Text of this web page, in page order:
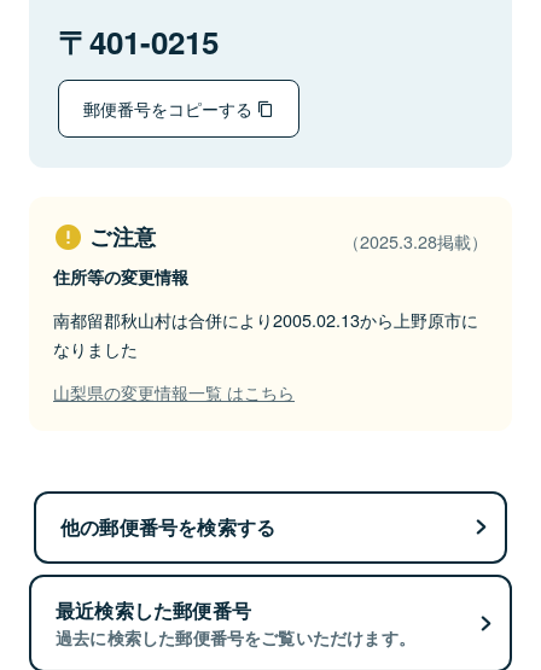
401-0215
郵便番号をコピーする
ご注意 （2025.3.28掲載）
住所等の変更情報
南都留郡秋山村は合併により2005.02.13から上野原市に
なりました
山梨県の変更情報一覧 はこちら
他の郵便番号を検索する
最近検索した郵便番号
過去に検索した郵便番号をご覧いただけます。